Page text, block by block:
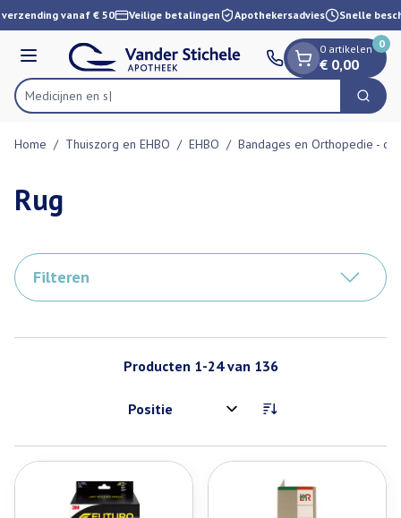
Ga naar de inhoud
1 van 1vanaf € 50 Veilige betalingen Apothekersadvies Snelle
Menu
Product, merk, categorie... Zoek
0 artikelen
€ 0,00
0
Home / Thuiszorg en EHBO / EHBO / Bandages en Orthopedie -
Rug
Filteren
Producten 1-24van 136
Sorteer op: